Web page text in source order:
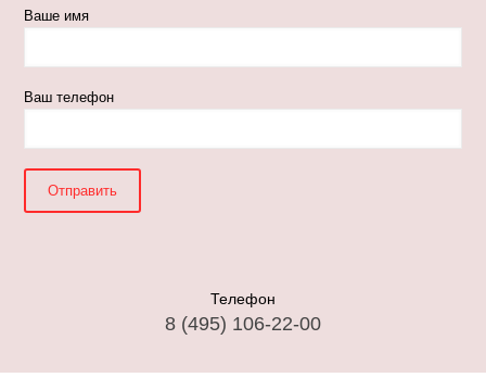
Ваше имя
Ваш телефон
Телефон
8 (495) 106-22-00